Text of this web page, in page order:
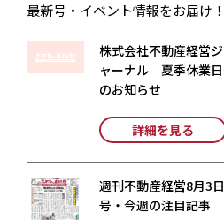
最新号・イベント情報をお届け！
株式会社不動産経営ジ
ャーナル 夏季休業日
のお知らせ
詳細を見る
週刊不動産経営8月3日
号・今週の注目記事